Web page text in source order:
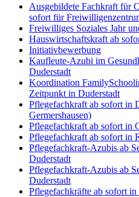
Ausgebildete Fachkraft für
sofort für
Freiwilliges Soziales Jahr
Hauswirtschaftskraft ab
Initiativbewerbung
Kaufleute-Azubi im
Duderstadt
Koordination
Zeitpunkt in Duderstadt
Pflegefachkraft ab sofort in
Germershausen)
Pflegefachkraft ab sofort in
Pflegefachkraft ab sofort in
Pflegefachkraft-Azubis ab
Duderstadt
Pflegefachkraft-Azubis ab
Duderstadt
Pflegefachkräfte ab sofort